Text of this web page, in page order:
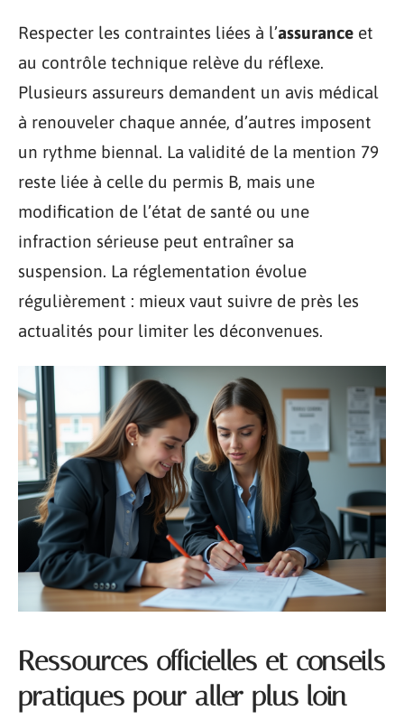
Respecter les contraintes liées à l’assurance et
au contrôle technique relève du réflexe.
Plusieurs assureurs demandent un avis médical
à renouveler chaque année, d’autres imposent
un rythme biennal. La validité de la mention 79
reste liée à celle du permis B, mais une
modification de l’état de santé ou une
infraction sérieuse peut entraîner sa
suspension. La réglementation évolue
régulièrement : mieux vaut suivre de près les
actualités pour limiter les déconvenues.
Ressources officielles et conseils
pratiques pour aller plus loin